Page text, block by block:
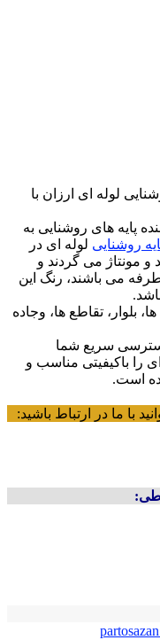
لوله ای ارزان با
پایه های روشنایی به
روشنایی لوله ای در
3 متر الی 12 متر تولید و مونتاژ می گردند و
می باشند، رنگ این
بلوار، تقاطع ها، وجاده
سریع شما
را باکیفیتی مناسب و
است.
ما در ارتباط باشید: